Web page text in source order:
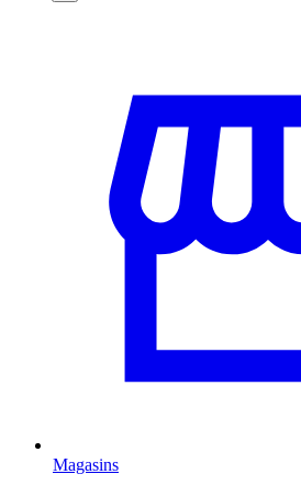
Magasins